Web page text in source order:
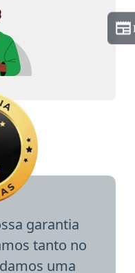
garantia
tanto no
uma